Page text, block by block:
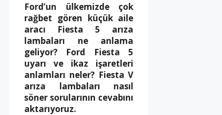
Ford’un ülkemizde çok
rağbet gören küçük aile
aracı Fiesta 5 arıza
lambaları ne anlama
geliyor? Ford Fiesta 5
uyarı ve ikaz işaretleri
anlamları neler? Fiesta V
arıza lambaları nasıl
söner sorularının cevabını
aktarıyoruz.